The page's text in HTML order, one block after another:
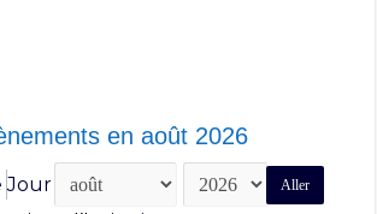
en août 2026
Jour Mois
Année